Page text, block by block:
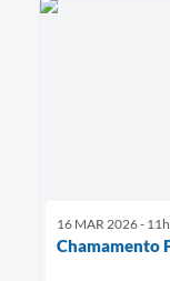
16 MAR 2026 -
Chamamento